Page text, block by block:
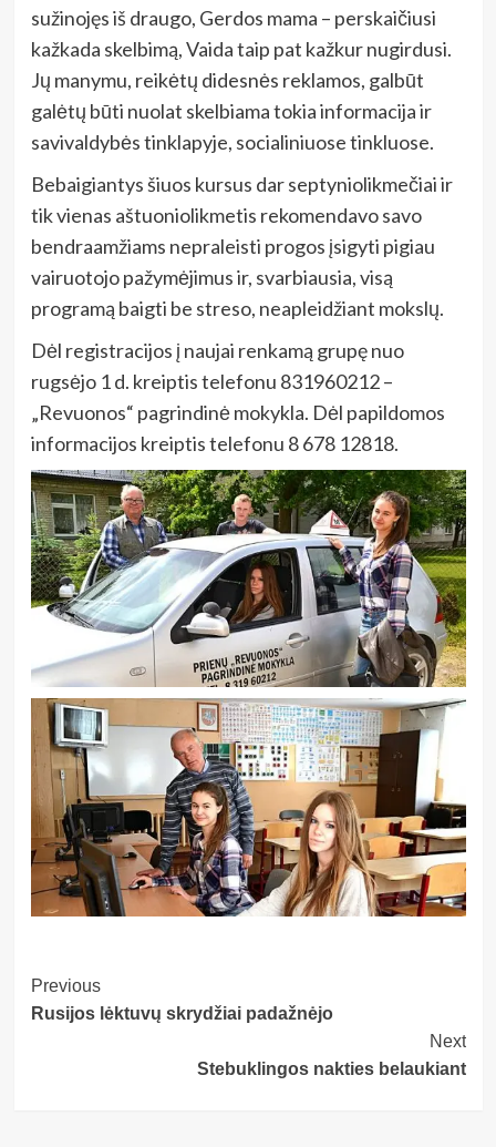
sužinojęs iš draugo, Gerdos mama – perskaičiusi
kažkada skelbimą, Vaida taip pat kažkur nugirdusi.
Jų manymu, reikėtų didesnės reklamos, galbūt
galėtų būti nuolat skelbiama tokia informacija ir
savivaldybės tinklapyje, socialiniuose tinkluose.
Bebaigiantys šiuos kursus dar septyniolikmečiai ir
tik vienas aštuoniolikmetis rekomendavo savo
bendraamžiams nepraleisti progos įsigyti pigiau
vairuotojo pažymėjimus ir, svarbiausia, visą
programą baigti be streso, neapleidžiant mokslų.
Dėl registracijos į naujai renkamą grupę nuo
rugsėjo 1 d. kreiptis telefonu 831960212 –
„Revuonos“ pagrindinė mokykla. Dėl papildomos
informacijos kreiptis telefonu 8 678 12818.
Post
Navigation
Previous
Rusijos lėktuvų skrydžiai padažnėjo
Next
Stebuklingos nakties belaukiant